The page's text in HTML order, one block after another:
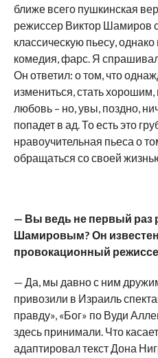
ближе всего пушкинская
режиссер Виктор Шамиров
классическую пьесу, однако
комедия, фарс. Я
Он ответил: о том, что
измениться, стать
любовь – но, увы, поздно,
попадет в ад. То есть это
нравоучительная пьеса о
обращаться со своей
— Вы ведь не первый раз
Шамировым? Он
провокационный
— Да, мы давно с ним
привозили в Израиль
правду», «Бог» по Вуди
здесь принимали. Что
адаптировал текст Дона